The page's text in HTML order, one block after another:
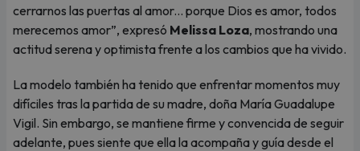
cerrarnos las puertas al amor... porque Dios es amor, todos
merecemos amor”, expresó Melissa Loza, mostrando una
actitud serena y optimista frente a los cambios que ha vivido.
La modelo también ha tenido que enfrentar momentos muy
difíciles tras la partida de su madre, doña María Guadalupe
Vigil. Sin embargo, se mantiene firme y convencida de seguir
adelante, pues siente que ella la acompaña y guía desde el